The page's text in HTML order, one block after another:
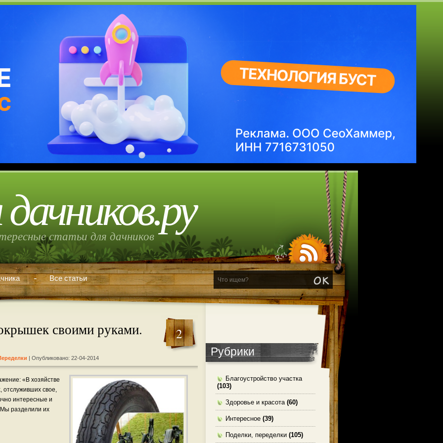
статьи для дачников
Все статьи
своими руками. 2
| Опубликовано: 22-04-2014
«В хозяйстве
отслуживших свое,
интересные и
разделили их
Рубрики
Благоустройство участка
(103)
Здоровье и красота(60)
Интересное (39)
Поделки, переделки (105)